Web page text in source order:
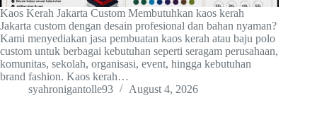
Kaos Kerah Jakarta Custom Membutuhkan kaos kerah
Jakarta custom dengan desain profesional dan bahan nyaman?
Kami menyediakan jasa pembuatan kaos kerah atau baju polo
custom untuk berbagai kebutuhan seperti seragam perusahaan,
komunitas, sekolah, organisasi, event, hingga kebutuhan
brand fashion. Kaos kerah…
syahronigantolle93
August 4, 2026